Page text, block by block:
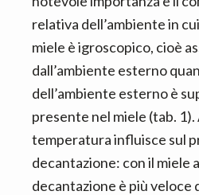
relativa dell’ambiente in
miele è igroscopico, cioè
dall’ambiente esterno
dell’ambiente esterno è
presente nel miele (tab. 1).
temperatura influisce sul
decantazione: con il miele
decantazione è più veloce